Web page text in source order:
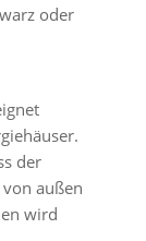
oder
der
außen
wird